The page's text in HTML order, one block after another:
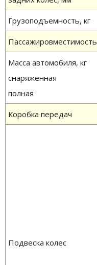
Грузоподъемность, кг
Пассажировместимость
Масса автомобиля, кг
снаряженная
полная
Коробка передач
Подвеска колес